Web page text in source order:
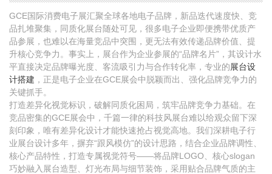
GCE国际消费电子展汇聚全球各地电子品牌，新品迭代速度快、竞
品扎堆聚集，同质化展台随处可见，很多电子企业即便携带优质产
品参展，也难以在海量竞品中突围，更无法有效传递品牌价值、提
升核心竞争力。事实上，展台作为企业参展的“品牌名片”，其设计水
平直接决定品牌曝光度、客流吸引力与合作转化率，专业的展台设
计搭建 ，正是电子企业在GCE展会中脱颖而出、强化品牌竞争力的
关键抓手。
打造差异化视觉标识，破解同质化困局，筑牢品牌竞争力基础。在
竞品密集的GCE展会中，千篇一律的科技风展台难以给观众留下深
刻印象，唯有差异化设计才能快速抢占视觉高地。我们深耕电子行
业展台设计多年，摒弃“跟风模仿”的设计思路，结合企业品牌调性、
核心产品特性，打造专属视觉符号——将品牌LOGO、核心slogan
巧妙融入展台造型、灯光布局与细节装饰，采用贴合品牌气质的主